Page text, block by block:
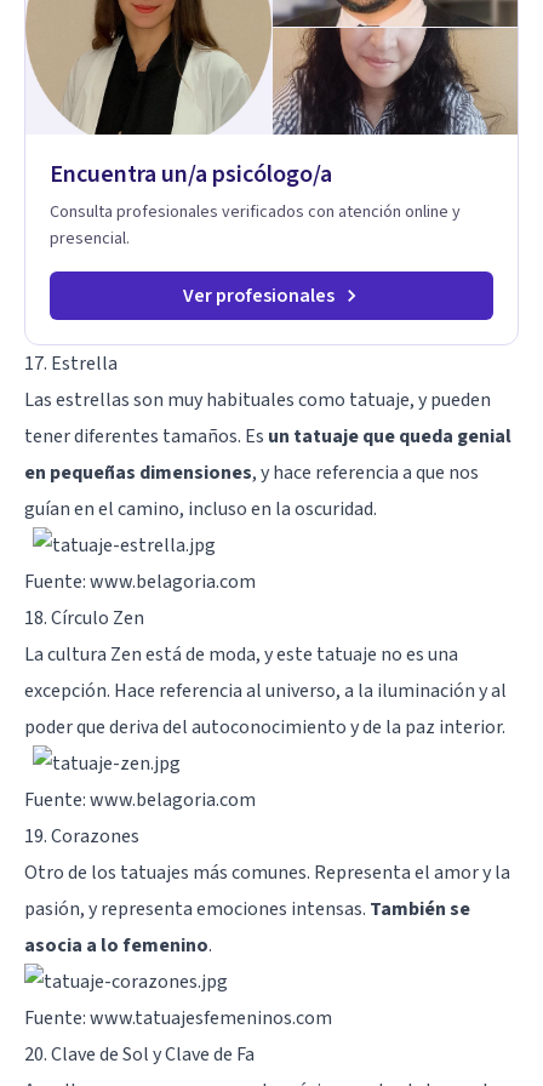
seres queridos para fortalecer las relaciones y mejorar la
dinámica familiar. Evaluaciones Psicológicas y Terapias
Especializadas: Terapia cognitivo-conductual Terapia de
apoyo Terapia psicodinámica Terapia enfocada en la solución
Terapia de exposición Terapia de juego para niños
Tratamiento de Traumas y Trastornos de Estrés
a superar experiencias traumáticas y mejorar tu calidad de
vida. Tratamiento de Adicciones.
Encuentra un/a psicólogo/a
Consulta profesionales verificados con atención online y
presencial.
Ver profesionales
17. Estrella
Las estrellas son muy habituales como tatuaje, y pueden
tener diferentes tamaños. Es un tatuaje que queda genial
en pequeñas dimensiones, y hace referencia a que nos
guían en el camino, incluso en la oscuridad.
Fuente: www.belagoria.com
18. Círculo Zen
La cultura Zen está de moda, y este tatuaje no es una
excepción. Hace referencia al universo, a la iluminación y al
poder que deriva del autoconocimiento y de la paz interior.
Fuente: www.belagoria.com
19. Corazones
Otro de los tatuajes más comunes. Representa el amor y la
pasión, y representa emociones intensas. También se
asocia a lo femenino.
Fuente: www.tatuajesfemeninos.com
20. Clave de Sol y Clave de Fa